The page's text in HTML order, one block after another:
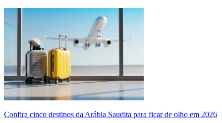
Confira cinco destinos da Arábia Saudita para ficar de olho em 2026